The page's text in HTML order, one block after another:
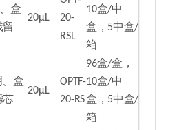
盒
留
20μL 20-
RSL
10盒/中
盒，5中盒/
箱
、盒
芯
20μL
OPTF-
20-RS
96盒/盒，
10盒/中
盒，5中盒/
箱